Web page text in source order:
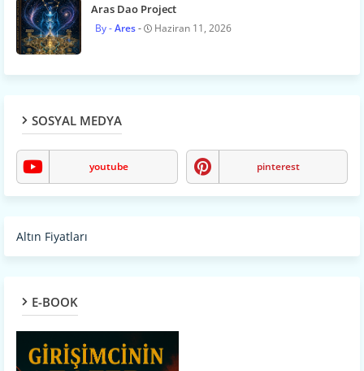
Aras Dao Project
Ares Haziran 11, 2026
SOSYAL MEDYA
youtube pinterest
Altın Fiyatları
E-BOOK